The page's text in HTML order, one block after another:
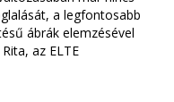
a legfontosabb
ábrák elemzésével
az ELTE